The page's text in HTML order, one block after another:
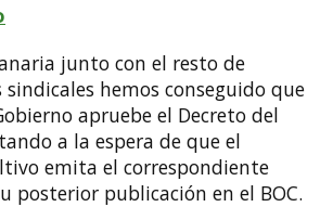
junto con el resto de
hemos conseguido que
apruebe el Decreto del
a la espera de que el
emita el correspondiente
posterior publicación en el BOC.